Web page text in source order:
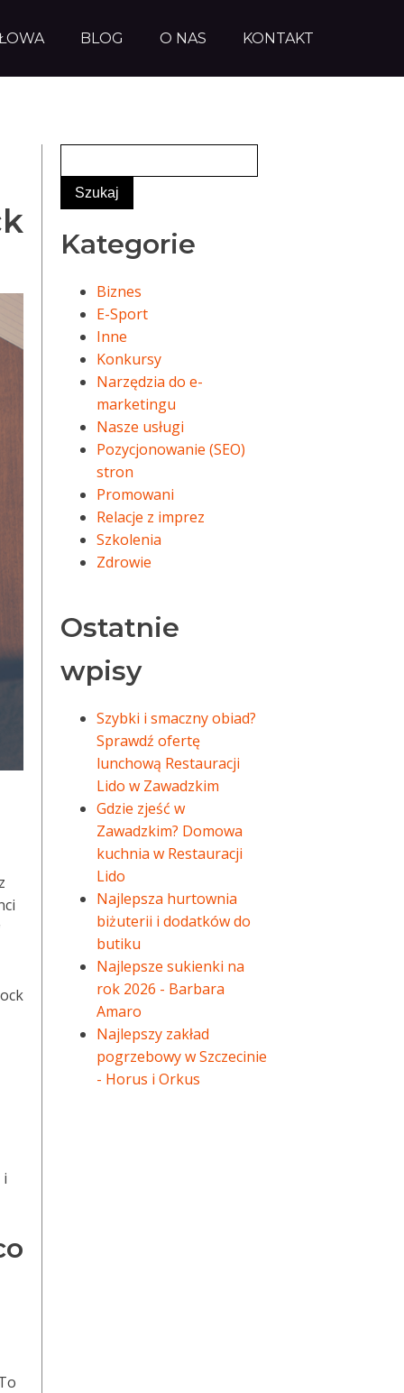
BLOG O NAS KONTAKT
i
Kategorie
Biznes
E-Sport
Inne
Konkursy
Narzędzia do e-
marketingu
Nasze usługi
Pozycjonowanie (SEO)
stron
Promowani
Relacje z imprez
Szkolenia
Zdrowie
Ostatnie
wpisy
Szybki i smaczny obiad?
Sprawdź ofertę
lunchową Restauracji
Lido w Zawadzkim
Gdzie zjeść w
Zawadzkim? Domowa
kuchnia w Restauracji
Lido
Najlepsza hurtownia
biżuterii i dodatków do
butiku
Najlepsze sukienki na
rok 2026 - Barbara
Amaro
Najlepszy zakład
pogrzebowy w Szczecinie
- Horus i Orkus